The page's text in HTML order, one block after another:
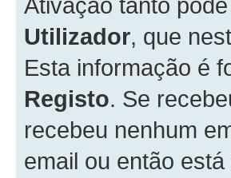
Utilizador, que
Esta informação é
Registo. Se
recebeu nenhum
email ou então